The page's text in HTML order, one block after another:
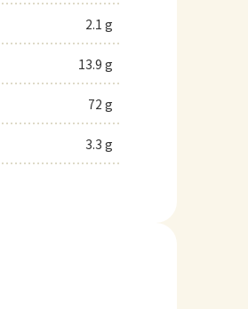
2.1 g
13.9 g
72 g
3.3 g